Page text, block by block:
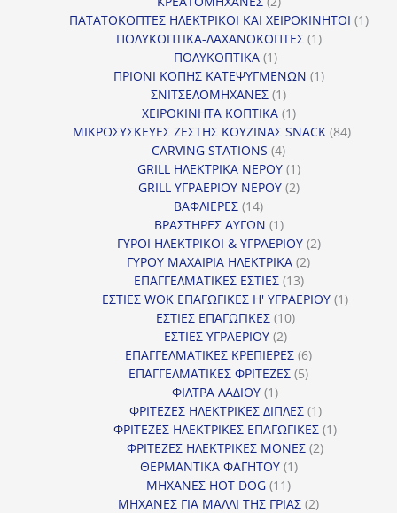
προϊόντα
ΠΑΤΑΤΟΚΟΠΤΕΣ ΗΛΕΚΤΡΙΚΟΙ ΚΑΙ ΧΕΙΡΟΚΙΝΗΤΟΙ 11
ΠΟΛΥΚΟΠΤΙΚΑ-ΛΑΧΑΝΟΚΟΠΤΕΣ 11
ΠΟΛΥΚΟΠΤΙΚΑ 11
προϊόν
ΠΡΙΟΝΙ ΚΟΠΗΣ ΚΑΤΕΨΥΓΜΕΝΩΝ 11
ΣΝΙΤΣΕΛΟΜΗΧΑΝΕΣ 11
προϊόν
ΧΕΙΡΟΚΙΝΗΤΑ ΚΟΠΤΙΚΑ 11
προϊόν
ΜΙΚΡΟΣΥΣΚΕΥΕΣ ΖΕΣΤΗΣ ΚΟΥΖΙΝΑΣ SNACK 8484
CARVING STATIONS 44
προϊόντα
GRILL ΗΛΕΚΤΡΙΚΑ ΝΕΡΟΥ 11
προϊόν
GRILL ΥΓΡΑΕΡΙΟΥ ΝΕΡΟΥ 22
ΒΑΦΛΙΕΡΕΣ 1414
προϊόντα
ΒΡΑΣΤΗΡΕΣ ΑΥΓΩΝ 11
προϊόν
ΓΥΡΟΙ ΗΛΕΚΤΡΙΚΟΙ & ΥΓΡΑΕΡΙΟΥ 22
ΓΥΡΟΥ ΜΑΧΑΙΡΙΑ ΗΛΕΚΤΡΙΚΑ 22
ΕΠΑΓΓΕΛΜΑΤΙΚΕΣ ΕΣΤΙΕΣ 1313
προϊόντα
ΕΣΤΙΕΣ WOK ΕΠΑΓΩΓΙΚΕΣ Η' ΥΓΡΑΕΡΙΟΥ 11
ΕΣΤΙΕΣ ΕΠΑΓΩΓΙΚΕΣ 1010
ΕΣΤΙΕΣ ΥΓΡΑΕΡΙΟΥ 22
προϊόντα
ΕΠΑΓΓΕΛΜΑΤΙΚΕΣ ΚΡΕΠΙΕΡΕΣ 66
προϊόντα
ΕΠΑΓΓΕΛΜΑΤΙΚΕΣ ΦΡΙΤΕΖΕΣ 55
ΦΙΛΤΡΑ ΛΑΔΙΟΥ 11
προϊόν
ΦΡΙΤΕΖΕΣ ΗΛΕΚΤΡΙΚΕΣ ΔΙΠΛΕΣ 11
προϊόν
ΦΡΙΤΕΖΕΣ ΗΛΕΚΤΡΙΚΕΣ ΕΠΑΓΩΓΙΚΕΣ 11
ΦΡΙΤΕΖΕΣ ΗΛΕΚΤΡΙΚΕΣ ΜΟΝΕΣ 22
ΘΕΡΜΑΝΤΙΚΑ ΦΑΓΗΤΟΥ 11
ΜΗΧΑΝΕΣ HOT DOG 1111
προϊόντα
ΜΗΧΑΝΕΣ ΓΙΑ ΜΑΛΛΙ ΤΗΣ ΓΡΙΑΣ 22